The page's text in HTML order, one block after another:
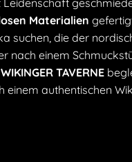
Materialien
suchen, die der
nach einem
TAVERNE
einem authentischen